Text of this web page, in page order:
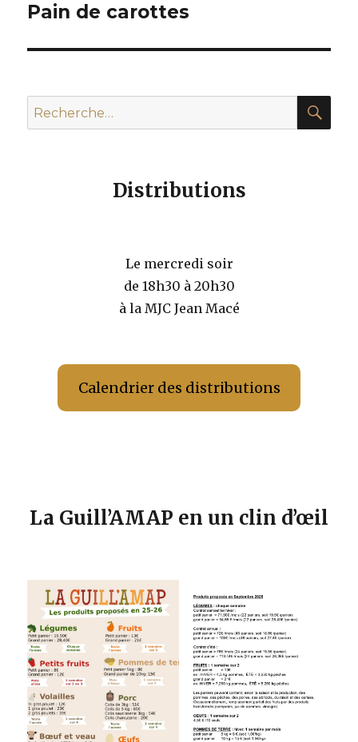
Publication
Pain de carottes
Recherche
pour :
Distributions
Le mercredi soir
de 18h30 à 20h30
à la MJC Jean Macé
Calendrier des distributions
La Guill’AMAP en un clin d’œil